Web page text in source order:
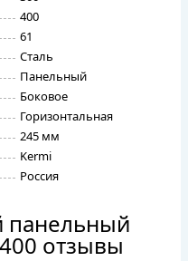
400
61
Сталь
Панельный
Боковое
Горизонтальная
245 мм
Kermi
Россия
панельный
отзывы